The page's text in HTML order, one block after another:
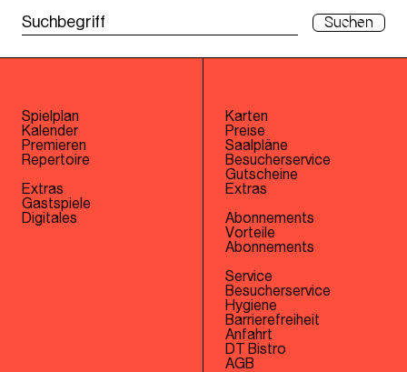
Suchen
Spielplan
Kalender
Premieren
Repertoire
Extras
Gastspiele
Digitales
Karten
Preise
Saalpläne
Besucherservice
Gutscheine
Extras
Abonnements
Vorteile
Abonnements
Service
Besucherservice
Hygiene
Barrierefreiheit
Anfahrt
DT Bistro
AGB